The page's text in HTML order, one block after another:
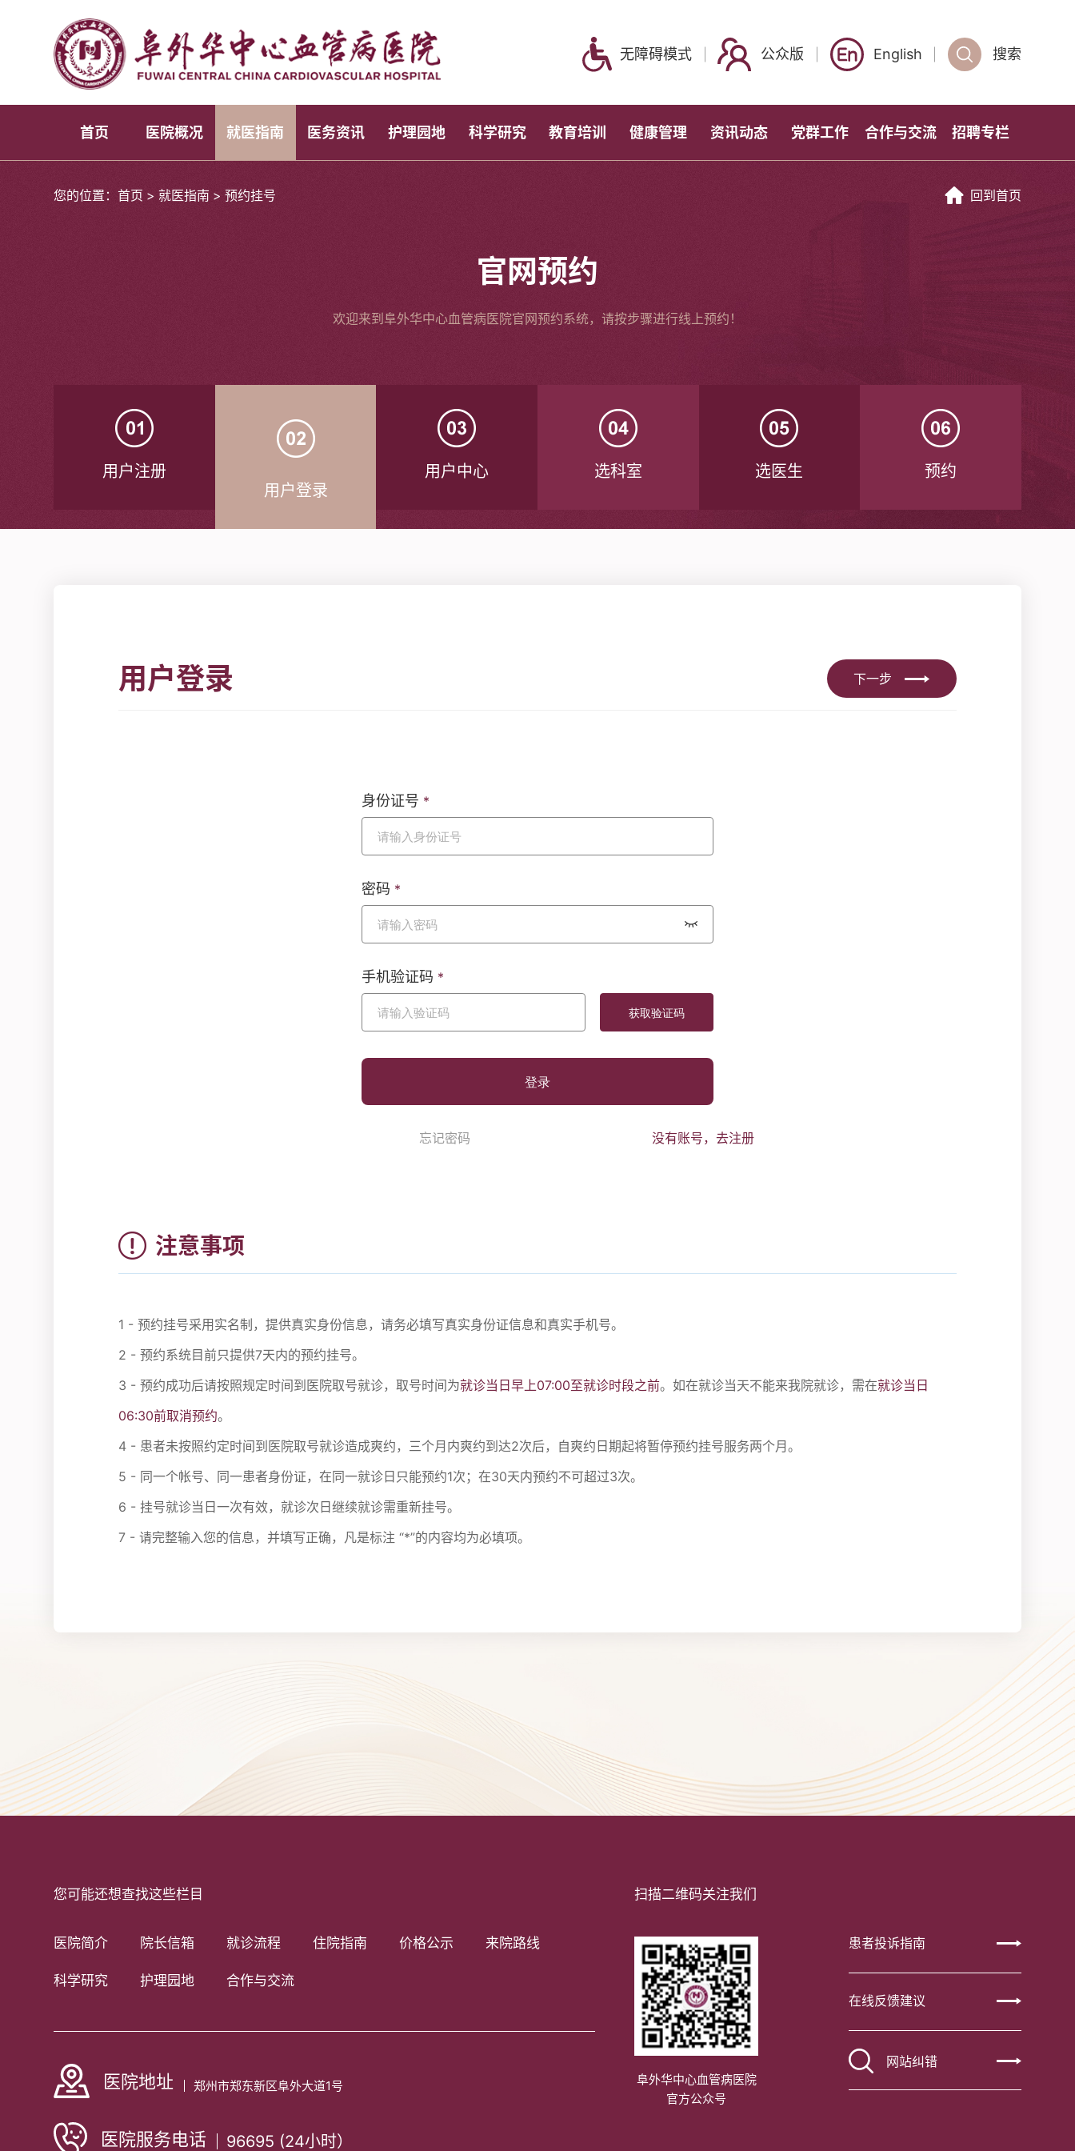
无障碍模式 公众版 English 搜索
首页 医院概况 就医指南 医务资讯 护理园地 科学研究 教育培训 健康管理 资讯动态 党群工作 合作与交流 招聘专栏
您的位置：首页 > 就医指南 > 预约挂号 回到首页
官网预约
欢迎来到阜外华中心血管病医院官网预约系统，请按步骤进行线上预约！
用户注册
用户登录
用户中心 选科室 选医生 预约
用户登录 下一步
身份证号 *
密码 *
手机验证码 *
登录
忘记密码 没有账号，去注册
注意事项
1 - 预约挂号采用实名制，提供真实身份信息，请务必填写真实身份证信息和真实手机号。
2 - 预约系统目前只提供7天内的预约挂号。
3 - 预约成功后请按照规定时间到医院取号就诊，取号时间为就诊当日早上07:00至就诊时段之前。如在就诊当天不能来我院就诊，需在就诊当日
06:30前取消预约。
4 - 患者未按照约定时间到医院取号就诊造成爽约，三个月内爽约到达2次后，自爽约日期起将暂停预约挂号服务两个月。
5 - 同一个帐号、同一患者身份证，在同一就诊日只能预约1次；在30天内预约不可超过3次。
6 - 挂号就诊当日一次有效，就诊次日继续就诊需重新挂号。
7 - 请完整输入您的信息，并填写正确，凡是标注 “*”的内容均为必填项。
您可能还想查找这些栏目
医院简介 院长信箱 就诊流程 住院指南 价格公示 来院路线
科学研究 护理园地 合作与交流
医院地址 郑州市郑东新区阜外大道1号
医院服务电话 96695 (24小时）
扫描二维码关注我们
阜外华中心血管病医院
官方公众号
患者投诉指南
在线反馈建议
网站纠错